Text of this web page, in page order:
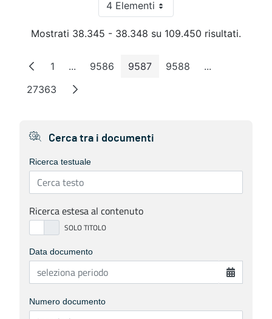
4 ElementiPer pagina
Mostrati 38.345 - 38.348 su 109.450 risultati.
Pagina
1 ...Pagine intermedie
Pagina
9586 Pagina
9587 Pagina
9588 ...Pagine
Pagina
27363
Cerca tra i documenti
Ricerca testuale
Ricerca estesa al contenuto
Data documento
Numero documento